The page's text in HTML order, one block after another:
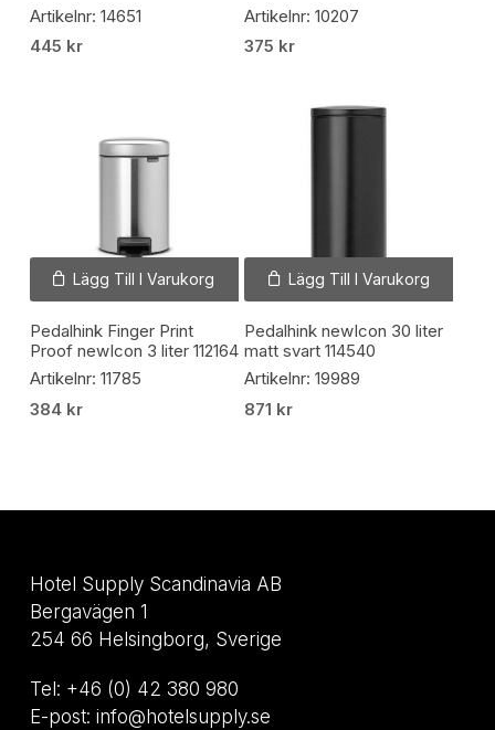
Artikelnr: 14651
445 kr
Artikelnr: 10207
375 kr
Lägg Till I Varukorg
Pedalhink Finger Print
Proof newIcon 3 liter 112164
Artikelnr: 11785
384 kr
Lägg Till I Varukorg
Pedalhink newIcon 30 liter
matt svart 114540
Artikelnr: 19989
871 kr
Hotel Supply Scandinavia AB
Bergavägen 1
254 66 Helsingborg, Sverige
Tel: +46 (0) 42 380 980
E-post: info@hotelsupply.se